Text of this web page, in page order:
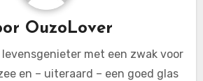
OuzoLover
levensgenieter met een zwak voor
en – uiteraard – een goed glas